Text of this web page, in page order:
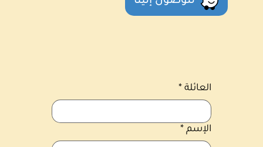
العائلة *
الإسم *